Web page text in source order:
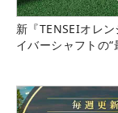
新『TENSEIオレ
イバーシャフトの“